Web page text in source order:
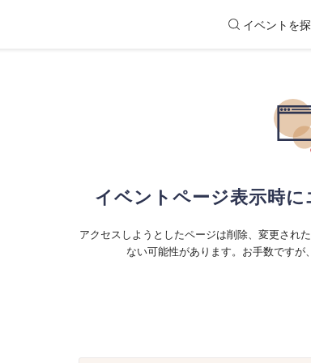
イベントを
イベントページ表示時に
アクセスしようとしたページは削除、変更され
ない可能性があります。お手数ですが